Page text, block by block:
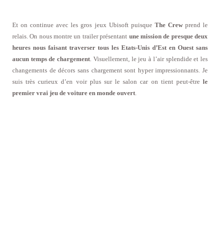
Et on continue avec les gros jeux Ubisoft puisque The Crewprend le
relais. On nous montre un trailer présentant une mission de presque deux
heures nous faisant traverser tous les Etats-Unis d’Est en Ouest sans
aucun temps de chargement . Visuellement, le jeu à l’air splendide et les
changements de décors sans chargement sont hyper impressionnants. Je
suis très curieux d’en voir plus sur le salon car on tient peut-être le
premier vrai jeu de voiture en monde ouvert